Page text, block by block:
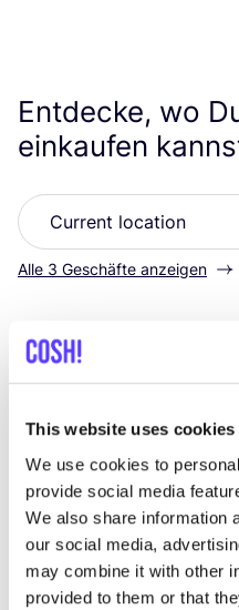
This website uses cookies
We use cookies to
provide social media
We also share information
our social media,
may combine it with other
provided to them or that
Entdecke, wo
einkaufen
Alle 3 Geschäfte anzeigen
Inslag
Brabantdam 63, Gent